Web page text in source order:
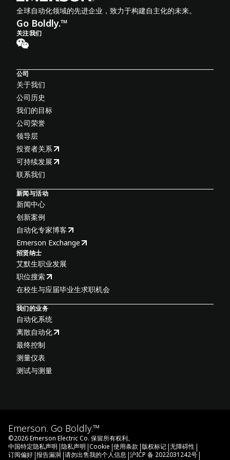
全球自动化领域的先进企业，致力于构建自主化的未来。
Go Boldly.™
关注我们
公司
关于我们
公司历史
我们的目标
公司荣誉
领导层
投资者关系
可持续发展
联系我们
新闻与活动
新闻中心
创新案例
自动化专家博客
Emerson Exchange
招贤纳士
艾默生职业发展
职位搜索
在校生与应届毕业生求职机会
我们的业务
自动化系统
离散自动化
最终控制
测量仪表
测试与测量
Emerson. Go Boldly.™
©2026Emerson Electric Co. 保留所有权利。
中国特定隐私声明 |隐私声明 |Cookie |使用条款 |版权标记 |无障碍性 |
订阅偏好 |报告漏洞 |请勿出售我的个人信息 |沪ICP 备 2022031242号 |